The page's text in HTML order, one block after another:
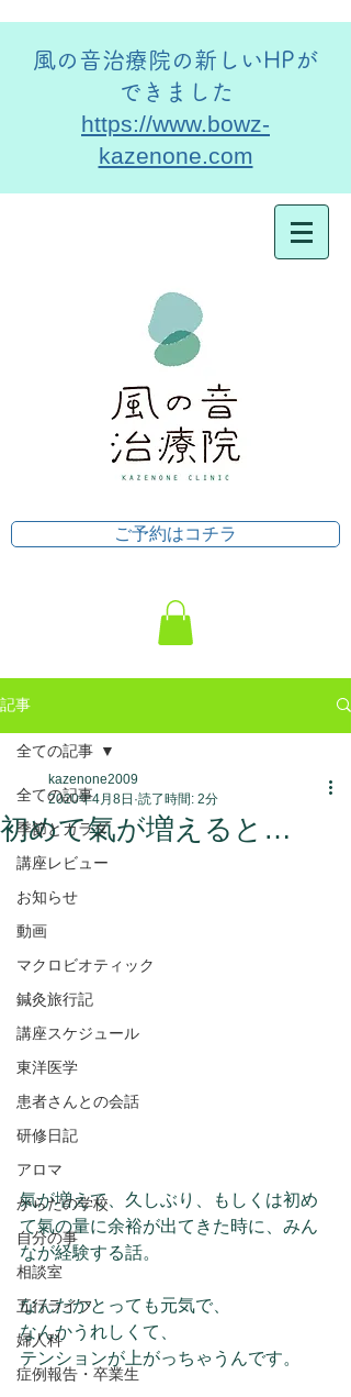
​風の音治療院の新しいHPが
できました
https://www.bowz-
kazenone.com
ご予約はコチラ
記事
全ての記事
季節とカラダ
講座レビュー
お知らせ
動画
マクロビオティック
鍼灸旅行記
講座スケジュール
東洋医学
患者さんとの会話
研修日記
アロマ
からだの学校
自分の事
相談室
五行ライフ
婦人科
症例報告・卒業生
全ての記事
初めて氣が増えると…
kazenone2009
2020年4月8日 読了時間: 2分
氣が増えて、久しぶり、もしくは初め
て氣の量に余裕が出てきた時に、みん
なが経験する話。
なんだかとっても元気で、
なんかうれしくて、
テンションが上がっちゃうんです。